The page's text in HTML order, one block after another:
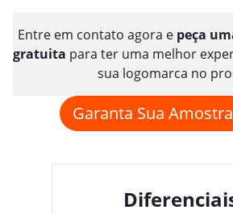
Entre em contato agora e peça
gratuita para ter uma melhor
sua logomarca no
Garanta Sua